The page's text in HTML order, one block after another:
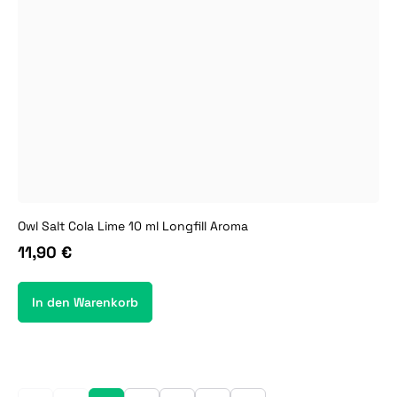
Owl Salt Cola Lime 10 ml Longfill Aroma
11,90 €
In den Warenkorb